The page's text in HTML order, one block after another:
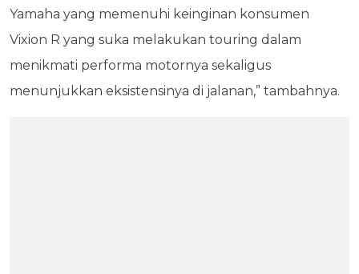
Yamaha yang memenuhi keinginan konsumen
Vixion R yang suka melakukan touring dalam
menikmati performa motornya sekaligus
menunjukkan eksistensinya di jalanan,” tambahnya.